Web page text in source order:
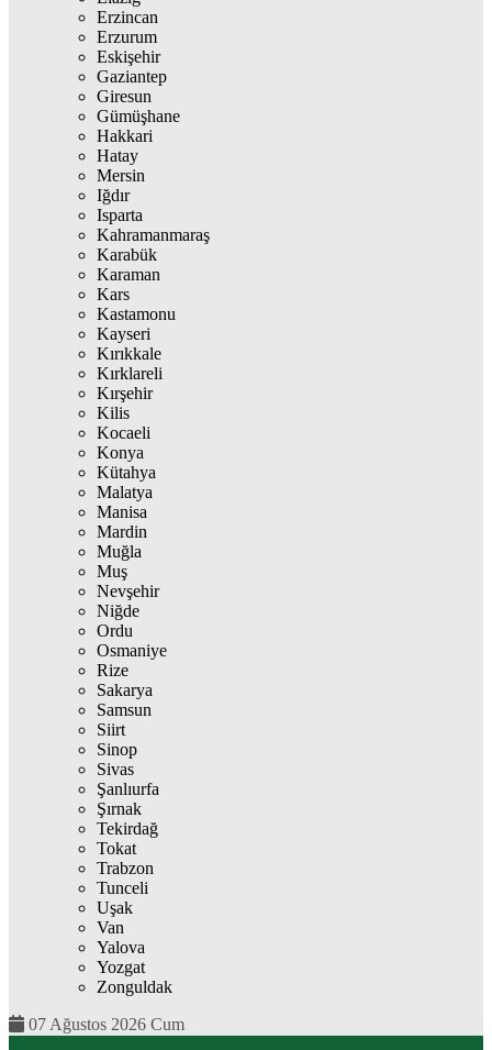
Erzincan
Erzurum
Eskişehir
Gaziantep
Giresun
Gümüşhane
Hakkari
Hatay
Mersin
Iğdır
Isparta
Kahramanmaraş
Karabük
Karaman
Kars
Kastamonu
Kayseri
Kırıkkale
Kırklareli
Kırşehir
Kilis
Kocaeli
Konya
Kütahya
Malatya
Manisa
Mardin
Muğla
Muş
Nevşehir
Niğde
Ordu
Osmaniye
Rize
Sakarya
Samsun
Siirt
Sinop
Sivas
Şanlıurfa
Şırnak
Tekirdağ
Tokat
Trabzon
Tunceli
Uşak
Van
Yalova
Yozgat
Zonguldak
07 Ağustos 2026 Cum